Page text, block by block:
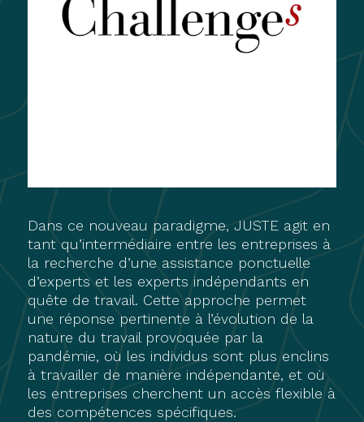
Dans ce nouveau paradigme, JUSTE agit en
tant qu’intermédiaire entre les entreprises à
la recherche d’une assistance ponctuelle
d’experts et les experts indépendants en
quête de travail. Cette approche permet
une réponse pertinente à l’évolution de la
nature du travail provoquée par la
pandémie, où les individus sont plus enclins
à travailler de manière indépendante, et où
les entreprises cherchent un accès flexible à
des compétences spécifiques.